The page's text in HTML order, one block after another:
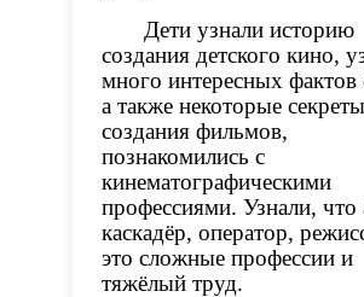
Дети узнали историю
создания детского кино,
много интересных фактов
а также некоторые секреты
создания фильмов,
познакомились с
кинематографическими
профессиями. Узнали, что
каскадёр, оператор,
это сложные профессии и
тяжёлый труд.